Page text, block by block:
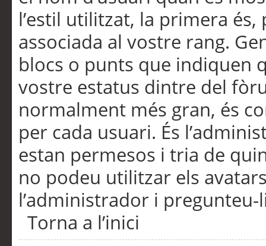
l’estil utilitzat, la primera
associada al vostre rang.
blocs o punts que indiquen
vostre estatus dintre del
normalment més gran, és
per cada usuari. És
estan permesos i tria de
no podeu utilitzar els
l’administrador i pregunteu-
Torna a l’inici